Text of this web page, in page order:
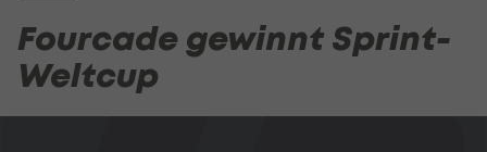
Fourcade gewinnt Sprint-
Weltcup